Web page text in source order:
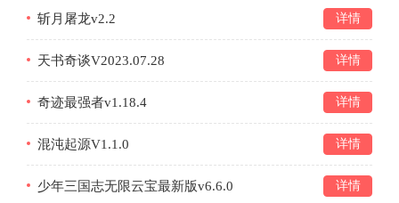
斩月屠龙v2.2 详情
天书奇谈V2023.07.28 详情
奇迹最强者v1.18.4 详情
混沌起源V1.1.0 详情
少年三国志无限云宝最新版v6.6.0 详情